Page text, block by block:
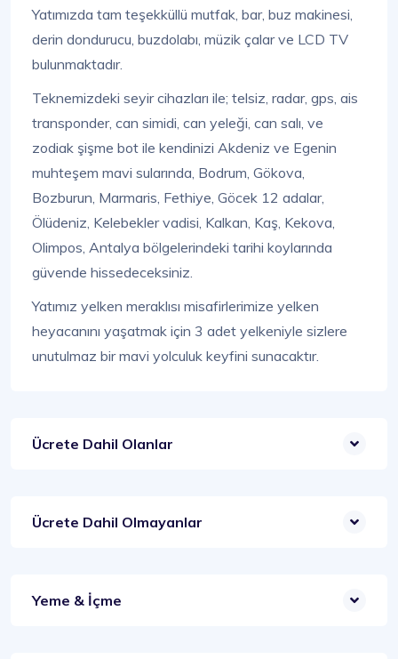
Yatımızda tam teşekküllü mutfak, bar, buz makinesi,
derin dondurucu, buzdolabı, müzik çalar ve LCD TV
bulunmaktadır.
Teknemizdeki seyir cihazları ile; telsiz, radar, gps, ais
transponder, can simidi, can yeleği, can salı, ve
zodiak şişme bot ile kendinizi Akdeniz ve Egenin
muhteşem mavi sularında, Bodrum, Gökova,
Bozburun, Marmaris, Fethiye, Göcek 12 adalar,
Ölüdeniz, Kelebekler vadisi, Kalkan, Kaş, Kekova,
Olimpos, Antalya bölgelerindeki tarihi koylarında
güvende hissedeceksiniz.
Yatımız yelken meraklısı misafirlerimize yelken
heyacanını yaşatmak için 3 adet yelkeniyle sizlere
unutulmaz bir mavi yolculuk keyfini sunacaktır.
Ücrete Dahil Olanlar
Ücrete Dahil Olmayanlar
Yeme & İçme